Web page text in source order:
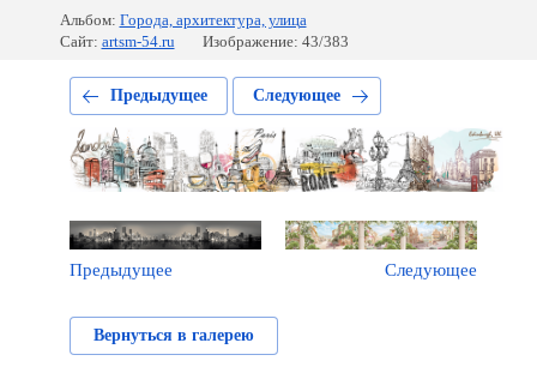
Альбом: Города, архитектура, улица
Сайт: artsm-54.ru Изображение: 43/383
Предыдущее Следующее
Предыдущее Следующее
Вернуться в галерею